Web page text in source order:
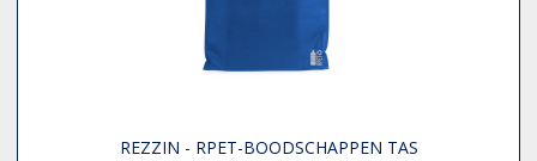
REZZIN - RPET-BOODSCHAPPEN TAS